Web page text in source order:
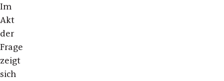
Im
Akt
der
Frage
zeigt
sich